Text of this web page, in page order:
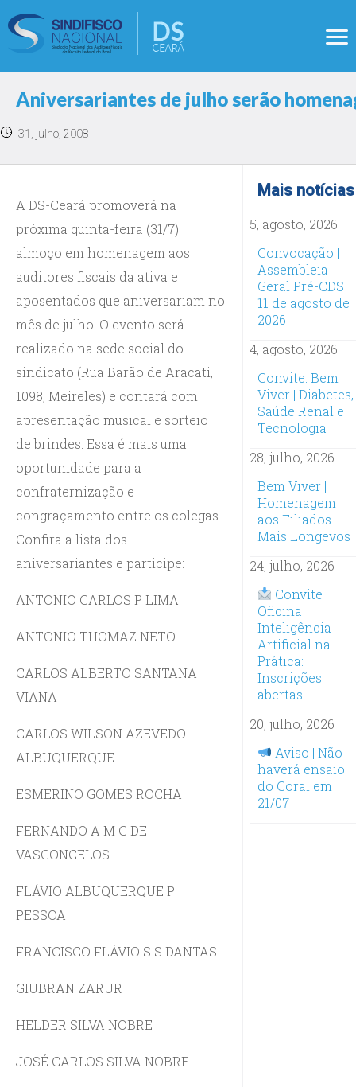
Aniversariantes de julho serão
31, julho, 2008
A DS-Ceará promoverá na
próxima quinta-feira (31/7)
almoço em homenagem aos
auditores fiscais da ativa e
aposentados que aniversariam no
mês de julho. O evento será
realizado na sede social do
sindicato (Rua Barão de Aracati,
1098, Meireles) e contará com
apresentação musical e sorteio
de brindes. Essa é mais uma
oportunidade para a
confraternização e
congraçamento entre os colegas.
Confira a lista dos
aniversariantes e participe:
ANTONIO CARLOS P LIMA
ANTONIO THOMAZ NETO
CARLOS ALBERTO SANTANA
VIANA
CARLOS WILSON AZEVEDO
ALBUQUERQUE
ESMERINO GOMES ROCHA
FERNANDO A M C DE
VASCONCELOS
FLÁVIO ALBUQUERQUE P
PESSOA
FRANCISCO FLÁVIO S S DANTAS
GIUBRAN ZARUR
HELDER SILVA NOBRE
JOSÉ CARLOS SILVA NOBRE
Mais notícias
5, agosto, 2026
Convocação |
Assembleia
Geral Pré-CDS –
11 de agosto de
2026
4, agosto, 2026
Convite: Bem
Viver | Diabetes,
Saúde Renal e
Tecnologia
28, julho, 2026
Bem Viver |
Homenagem
aos Filiados
Mais Longevos
24, julho, 2026
Convite |
Oficina
Inteligência
Artificial na
Prática:
Inscrições
abertas
20, julho, 2026
Aviso | Não
haverá ensaio
do Coral em
21/07